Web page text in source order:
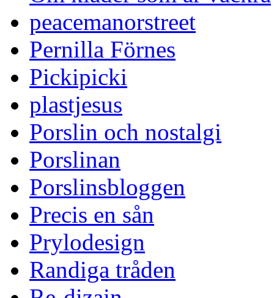
peacemanorstreet
Pernilla Förnes
Pickipicki
plastjesus
Porslin och nostalgi
Porslinan
Porslinsbloggen
Precis en sån
Prylodesign
Randiga tråden